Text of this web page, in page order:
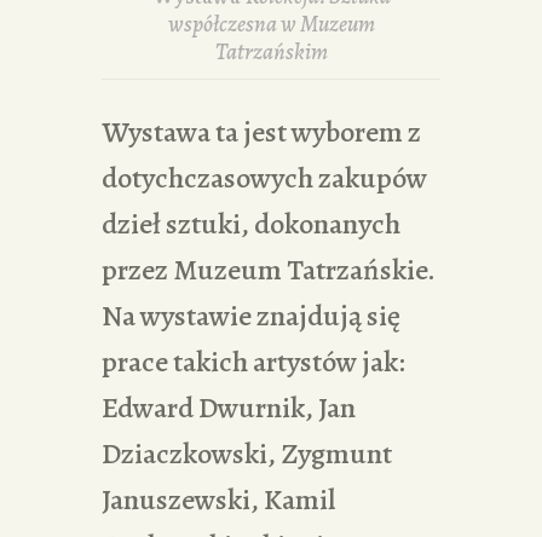
współczesna w Muzeum
Tatrzańskim
Wystawa ta jest wyborem z
dotychczasowych zakupów
dzieł sztuki, dokonanych
przez Muzeum Tatrzańskie.
Na wystawie znajdują się
prace takich artystów jak:
Edward Dwurnik, Jan
Dziaczkowski, Zygmunt
Januszewski, Kamil